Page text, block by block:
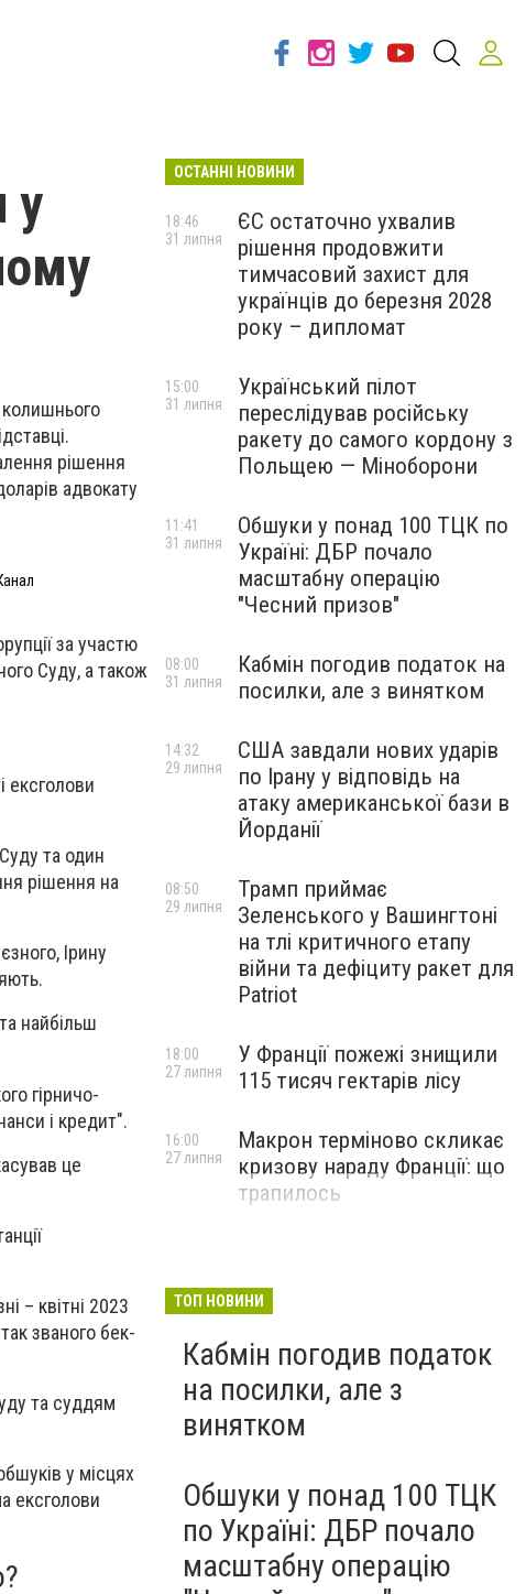
у
рішення
адвокату
за участю
Суду, а також
ексголови
та один
рішення на
Ірину
найбільш
гірничо-
і кредит".
це
– квітні 2023
званого бек-
та суддям
у місцях
ексголови
ОСТАННІ НОВИНИ
ЄС остаточно ухвалив
рішення продовжити
тимчасовий захист для
українців до березня 2028
року – дипломат
18:46
31 липня
Український пілот
переслідував російську
ракету до самого кордону з
Польщею — Міноборони
15:00
31 липня
Обшуки у понад 100 ТЦК по
Україні: ДБР почало
масштабну операцію
"Чесний призов"
11:41
31 липня
Кабмін погодив податок на
посилки, але з винятком
08:00
31 липня
США завдали нових ударів
по Ірану у відповідь на
атаку американської бази в
Йорданії
14:32
29 липня
Трамп приймає
Зеленського у Вашингтоні
на тлі критичного етапу
війни та дефіциту ракет для
Patriot
08:50
29 липня
У Франції пожежі знищили
115 тисяч гектарів лісу
18:00
27 липня
Макрон терміново скликає
кризову нараду Франції: що
трапилось
16:00
27 липня
ТОП НОВИНИ
Кабмін погодив податок
на посилки, але з
винятком
Обшуки у понад 100 ТЦК
по Україні: ДБР почало
масштабну операцію